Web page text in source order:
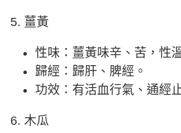
5. 薑黃
性味：薑黃味辛、苦，性
歸經：歸肝、脾經。
功效：有活血行氣、通經
6. 木瓜